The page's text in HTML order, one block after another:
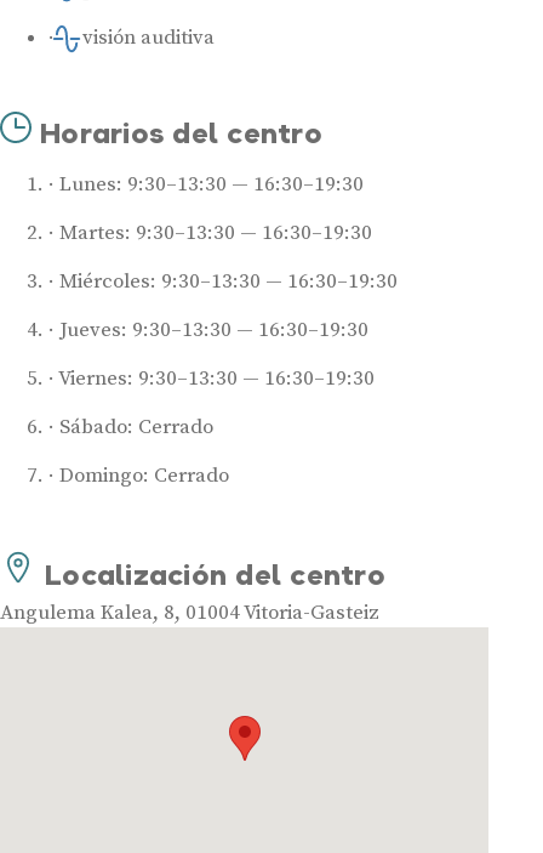
Revisión auditiva
Horarios del centro
Lunes: 9:30–13:30 — 16:30–19:30
Martes: 9:30–13:30 — 16:30–19:30
Miércoles: 9:30–13:30 — 16:30–19:30
Jueves: 9:30–13:30 — 16:30–19:30
Viernes: 9:30–13:30 — 16:30–19:30
Sábado: Cerrado
Domingo: Cerrado
Localización del centro
Angulema Kalea, 8, 01004 Vitoria-Gasteiz
Audífonos
Audífonos baratos
Audífonos invisibles
Audífonos potentes
Audífonos recargables